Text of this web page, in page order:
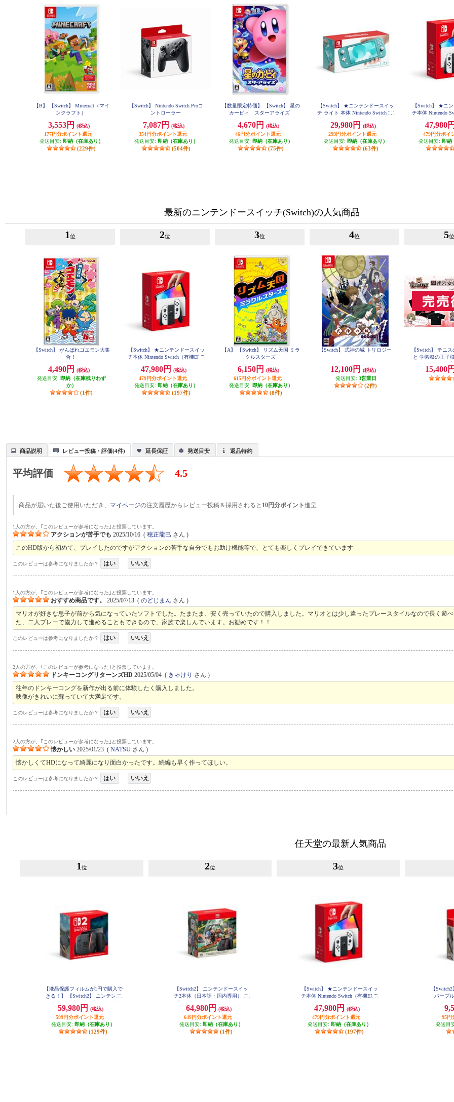
【B】 【Switch】 Minecraft（マイ
ンクラフト）
3,553円
(税込)
177円分ポイント還元
発送目安: 即納（在庫あり）
(229件)
【Switch】 Nintendo Switch Proコ
ントローラー
7,087円
(税込)
354円分ポイント還元
発送目安: 即納（在庫あり）
(504件)
【数量限定特価】 【Switch】 星の
カービィ スターアライズ
4,670円
(税込)
46円分ポイント還元
発送目安: 即納（在庫あり）
(75件)
【Switch】 ★ニンテンドースイッ
チ ライト 本体 Nintendo Switch Lit
29,980円
(税込)
299円分ポイント還元
発送目安: 即納（在庫あり）
(63件)
【Switch】 ★ニ
チ本体 Nintendo
47,980円
479円分ポイ
発送目安: 即納
最新のニンテンドースイッチ(Switch)の人気商品
1 位
【Switch】 がんばれゴエモン大集
合！
4,490円
(税込)
発送目安: 即納（在庫残りわず
か）
(1件)
2位
【Switch】 ★ニンテンドースイッ
チ本体 Nintendo Switch（有機ELモ
47,980円
(税込)
479円分ポイント還元
発送目安: 即納（在庫あり）
(197件)
3位
【A】 【Switch】 リズム天国 ミラ
クルスターズ
6,150円
(税込)
615円分ポイント還元
発送目安: 即納（在庫あり）
(8件)
4位
【Switch】 式神の城 トリロジー
12,100円
(税込)
発送目安: 3営業日
(2件)
5位
【Switch】 テニ
と 学園祭の王子様
らいエデ
15,400円
商品説明 レビュー投稿・評価(4件) 延長保証 発送目安 返品特約
平均評価 4.5
商品が届いた後ご使用いただき、 マイページの注文履歴からレビュー投稿＆採用されると 10円分ポイント進呈
1人の方が、｢このレビューが参考になった｣と投票しています。
アクションが苦手でも 2025/10/16 (穂正龍巳 さん )
このHD版から初めて、プレイしたのですがアクションの苦手な自分でもお助け機能等で、とても楽しくプレイできています
このレビューは参考になりましたか？ はい いいえ
1人の方が、｢このレビューが参考になった｣と投票しています。
おすすめ商品です。 2025/07/13 (のどじまん さん )
マリオが好きな息子が前から気になっていたソフトでした。たまたま、安く売っていたので購入しました。マリオとは少し違ったプレースタイルなので長く遊べ
た、二人プレーで協力して進めることもできるので、家族で楽しんでいます。お勧めです！！
このレビューは参考になりましたか？ はい いいえ
2人の方が、｢このレビューが参考になった｣と投票しています。
ドンキーコングリターンズHD 2025/05/04 ( きゃけり さん )
往年のドンキーコングを新作が出る前に体験したく購入しました。
映像がきれいに蘇っていて大満足です。
このレビューは参考になりましたか？ はい いいえ
2人の方が、｢このレビューが参考になった｣と投票しています。
懐かしい 2025/01/23 (NATSU さん )
懐かしくてHDになって綺麗になり面白かったです。続編も早く作ってほしい。
このレビューは参考になりましたか？ はい いいえ
任天堂の最新人気商品
1 位
【液晶保護フィルムが1円で購入で
きる！】 【Switch2】 ニンテンド
用）
59,980円
(税込)
599円分ポイント還元
発送目安: 即納（在庫あり）
(129件)
2位
【Switch2】 ニンテンドースイッ
チ2本体（日本語・国内専用） ス
（特典：クッション付き ※シー
ルは付きません）
64,980円
(税込)
649円分ポイント還元
発送目安: 即納（在庫あり）
(1件)
3位
【Switch】 ★ニンテンドースイッ
チ本体 Nintendo Switch（有機ELモ
47,980円
(税込)
479円分ポイント還元
発送目安: 即納（在庫あり）
(197件)
【
パープ
95円
発送目